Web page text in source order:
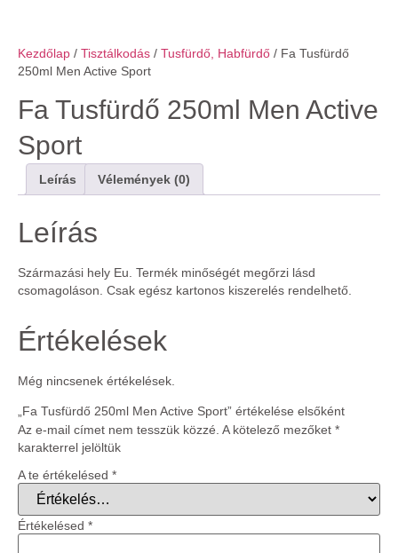
Kezdőlap / Tisztálkodás / Tusfürdő, Habfürdő / Fa Tusfürdő
250ml Men Active Sport
Fa Tusfürdő 250ml Men Active
Sport
Leírás Vélemények (0)
Leírás
Származási hely Eu. Termék minőségét megőrzi lásd
csomagoláson. Csak egész kartonos kiszerelés rendelhető.
Értékelések
Még nincsenek értékelések.
„Fa Tusfürdő 250ml Men Active Sport” értékelése elsőként
Az e-mail címet nem tesszük közzé. A kötelező mezőket *
karakterrel jelöltük
A te értékelésed *
Értékelésed *